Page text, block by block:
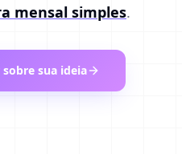
mensal simples.
sua ideia